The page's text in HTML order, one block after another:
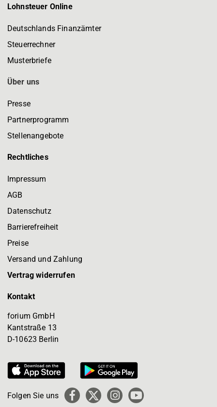
Lohnsteuer Online
Deutschlands Finanzämter
Steuerrechner
Musterbriefe
Über uns
Presse
Partnerprogramm
Stellenangebote
Rechtliches
Impressum
AGB
Datenschutz
Barrierefreiheit
Preise
Versand und Zahlung
Vertrag widerrufen
Kontakt
forium GmbH
Kantstraße 13
D-10623 Berlin
Folgen Sie uns Facebook
X
Instagram